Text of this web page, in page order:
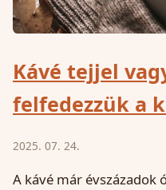
Kávé tejjel
felfedezzük a
2025. 07. 24.
A kávé már évszázadok